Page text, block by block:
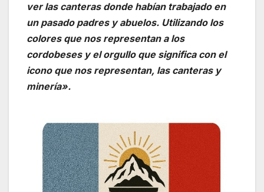
ver las canteras donde habían trabajado en
un pasado padres y abuelos. Utilizando los
colores que nos representan a los
cordobeses y el orgullo que significa con el
icono que nos representan, las canteras y
minería».